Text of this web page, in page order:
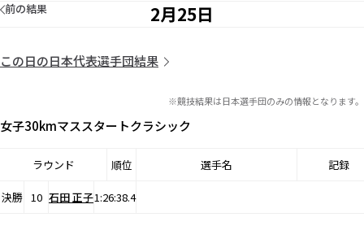
2月25日
前の結果
この日の日本代表選手団結果
※競技結果は日本選手団のみの情報となります。
女子30kmマススタートクラシック
ラウンド 順位 選手名 記録
決勝 10 石田 正子1:26:38.4